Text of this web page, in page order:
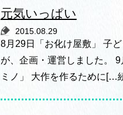
元気いっぱい
2015.08.29
8月29日「お化け屋敷」 子ど
が、企画・運営しました。 9
ミノ」 大作を作るために[…